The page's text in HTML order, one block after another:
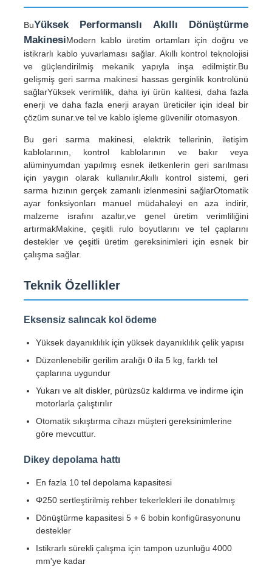
Ana sayfa
Fabrika turu
Kalite kontrol
Bize ulaşın
Haberler
Tüm servis talepleri
BuYüksek Performanslı Akıllı Dönüştürme
MakinesiModern kablo üretim ortamları için doğru ve
istikrarlı kablo yuvarlaması sağlar. Akıllı kontrol teknolojisi
ve güçlendirilmiş mekanik yapıyla inşa edilmiştir.Bu
gelişmiş geri sarma makinesi hassas gerginlik kontrolünü
sağlarYüksek verimlilik, daha iyi ürün kalitesi, daha fazla
enerji ve daha fazla enerji arayan üreticiler için ideal bir
çözüm sunar.ve tel ve kablo işleme güvenilir otomasyon.
Bu geri sarma makinesi, elektrik tellerinin, iletişim
kablolarının, kontrol kablolarının ve bakır veya
alüminyumdan yapılmış esnek iletkenlerin geri sarılması
için yaygın olarak kullanılır.Akıllı kontrol sistemi, geri
sarma hızının gerçek zamanlı izlenmesini sağlarOtomatik
ayar fonksiyonları manuel müdahaleyi en aza indirir,
malzeme israfını azaltır,ve genel üretim verimliliğini
artırmakMakine, çeşitli rulo boyutlarını ve tel çaplarını
destekler ve çeşitli üretim gereksinimleri için esnek bir
çalışma sağlar.
Teknik Özellikler
Eksensiz salıncak kol ödeme
Yüksek dayanıklılık için yüksek dayanıklılık çelik yapısı
Düzenlenebilir gerilim aralığı 0 ila 5 kg, farklı tel
çaplarına uygundur
Yukarı ve alt diskler, pürüzsüz kaldırma ve indirme için
motorlarla çalıştırılır
Otomatik sıkıştırma cihazı müşteri gereksinimlerine
göre mevcuttur.
Dikey depolama hattı
En fazla 10 tel depolama kapasitesi
Φ250 sertleştirilmiş rehber tekerlekleri ile donatılmış
Dönüştürme kapasitesi 5 + 6 bobin konfigürasyonunu
destekler
Istikrarlı sürekli çalışma için tampon uzunluğu 4000
mm'ye kadar